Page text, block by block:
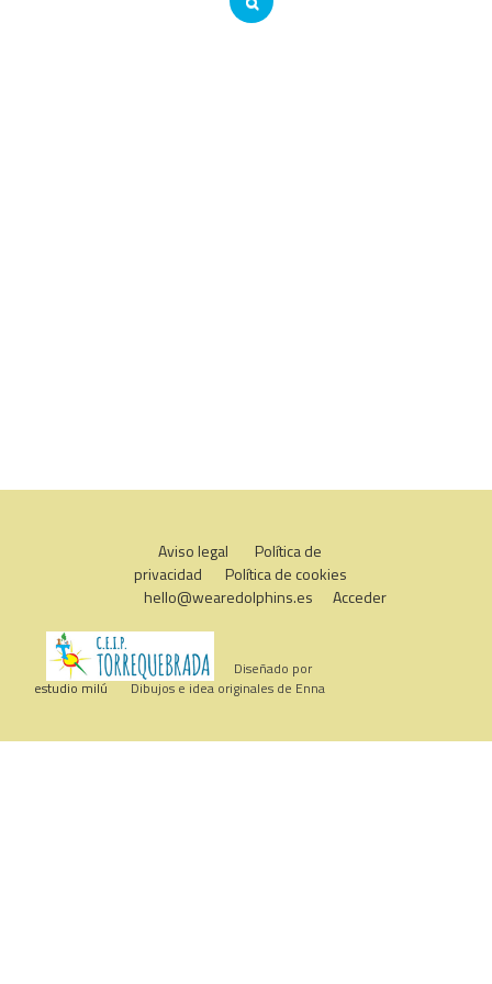
Aviso legal
Política de
privacidad
Política de cookies
hello@wearedolphins.es
Acceder
Diseñado por
estudio milú Dibujos e idea originales de Enna